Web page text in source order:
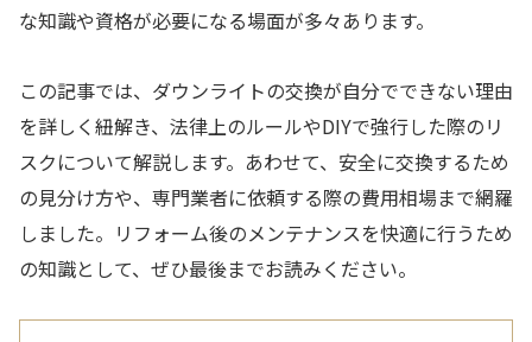
な知識や資格が必要になる場面が多々あります。
この記事では、ダウンライトの交換が自分でできない理由
を詳しく紐解き、法律上のルールやDIYで強行した際のリ
スクについて解説します。あわせて、安全に交換するため
の見分け方や、専門業者に依頼する際の費用相場まで網羅
しました。リフォーム後のメンテナンスを快適に行うため
の知識として、ぜひ最後までお読みください。